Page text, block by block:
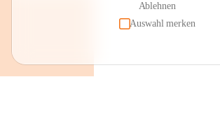
Ablehnen
Auswahl merken